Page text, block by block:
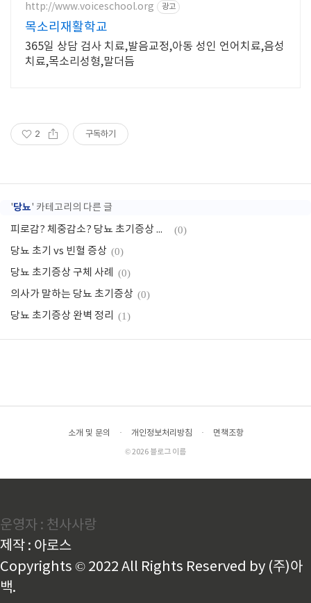
http://www.voiceschool.org 광고
목소리재활학교
365일 상담 검사 치료,발음교정,아동 성인 언어치료,음성
치료,목소리성형,말더듬
2 구독하기
'당뇨' 카테고리의 다른 글
피로감? 체중감소? 당뇨 초기증상 구별 (0)
당뇨 초기 vs 빈혈 증상 (0)
당뇨 초기증상 구체 사례 (0)
의사가 말하는 당뇨 초기증상 (0)
당뇨 초기증상 완벽 정리 (1)
소개 및 문의 · 개인정보처리방침 · 면책조항
© 2026 블로그 이름
운영자 : 천사사랑
제작 : 아로스
Copyrights © 2022 All Rights Reserved by (주)아
백.